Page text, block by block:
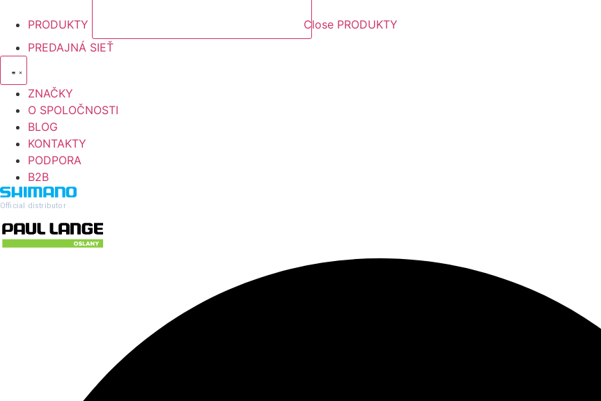
PRODUKTY Close PRODUKTY
PREDAJNÁ SIEŤ
ZNAČKY
O SPOLOČNOSTI
BLOG
KONTAKTY
PODPORA
B2B
Official distributor